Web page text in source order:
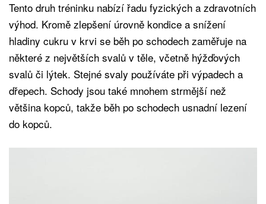
Tento druh tréninku nabízí řadu fyzických a zdravotních
výhod. Kromě zlepšení úrovně kondice a snížení
hladiny cukru v krvi se běh po schodech zaměřuje na
některé z největších svalů v těle, včetně hýžďových
svalů či lýtek. Stejné svaly používáte při výpadech a
dřepech. Schody jsou také mnohem strmější než
většina kopců, takže běh po schodech usnadní lezení
do kopců.